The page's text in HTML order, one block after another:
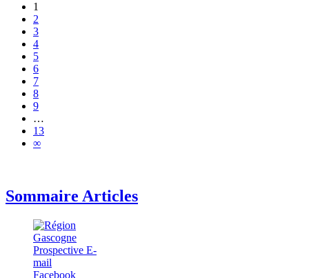
1
2
3
4
5
6
7
8
9
…
13
∞
Sommaire Articles